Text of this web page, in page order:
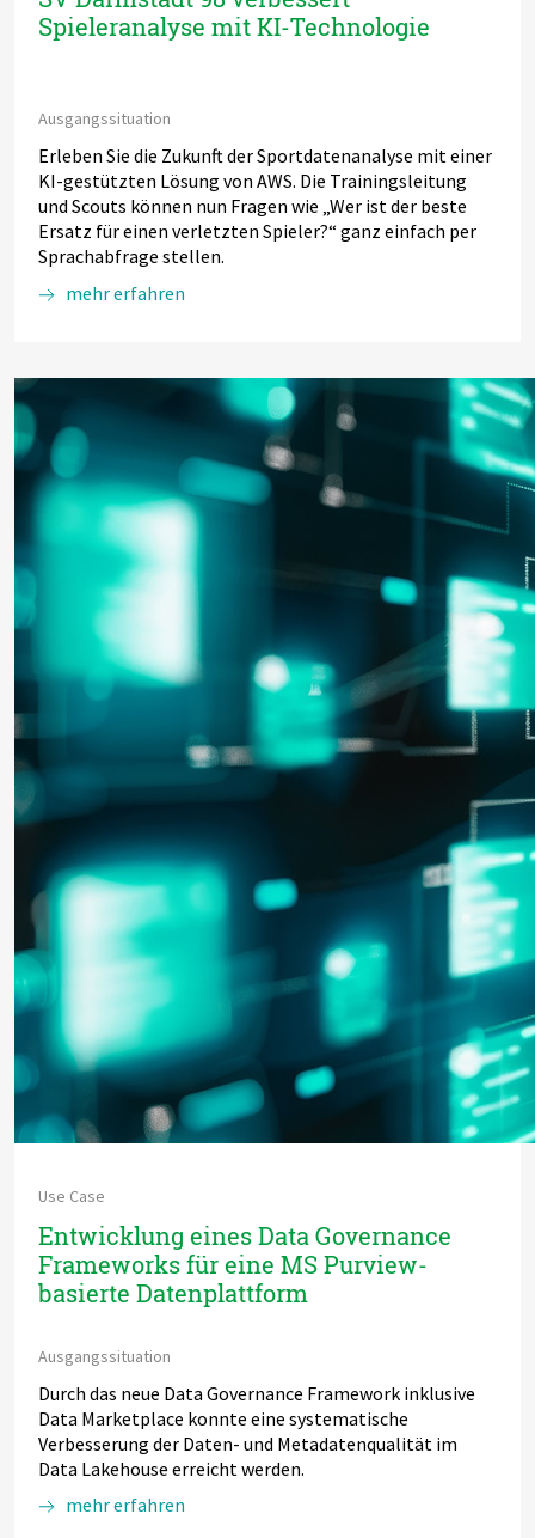
Spieleranalyse mit KI-Technologie
Ausgangssituation
Erleben Sie die Zukunft der Sportdatenanalyse mit einer
KI-gestützten Lösung von AWS. Die Trainingsleitung
und Scouts können nun Fragen wie „Wer ist der beste
Ersatz für einen verletzten Spieler?“ ganz einfach per
Sprachabfrage stellen.
mehr erfahren
Use Case
Entwicklung eines Data Governance
Frameworks für eine MS Purview-
basierte Datenplattform
Ausgangssituation
Durch das neue Data Governance Framework inklusive
Data Marketplace konnte eine systematische
Verbesserung der Daten- und Metadatenqualität im
Data Lakehouse erreicht werden.
mehr erfahren